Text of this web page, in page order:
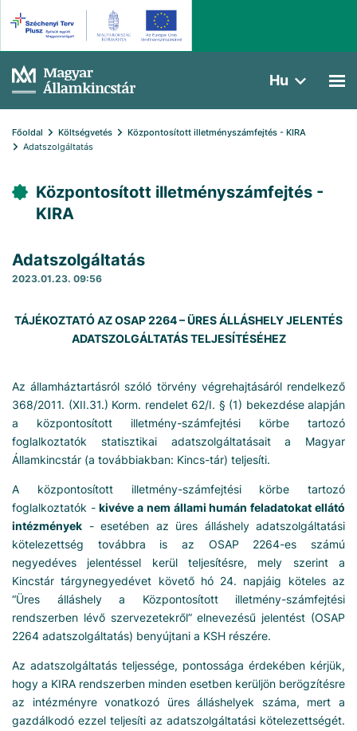
Hu
Főoldal Költségvetés
Központosított illetményszámfejtés - KIRA
Adatszolgáltatás
Központosított illetményszámfejtés -
KIRA
Adatszolgáltatás
2023.01.23. 09:56
TÁJÉKOZTATÓ AZ OSAP 2264 – ÜRES ÁLLÁSHELY JELENTÉS
ADATSZOLGÁLTATÁS TELJESÍTÉSÉHEZ
Az államháztartásról szóló törvény végrehajtásáról rendelkező
368/2011. (XII.31.) Korm. rendelet 62/I. § (1) bekezdése alapján
a központosított illetmény-számfejtési körbe tartozó
foglalkoztatók statisztikai adatszolgáltatásait a Magyar
Államkincstár (a továbbiakban: Kincs-tár) teljesíti.
A központosított illetmény-számfejtési körbe tartozó
foglalkoztatók - kivéve a nem állami humán feladatokat ellátó
intézmények - esetében az üres álláshely adatszolgáltatási
kötelezettség továbbra is az OSAP 2264-es számú
negyedéves jelentéssel kerül teljesítésre, mely szerint a
Kincstár tárgynegyedévet követő hó 24. napjáig köteles az
“Üres álláshely a Központosított illetmény-számfejtési
rendszerben lévő szervezetekről” elnevezésű jelentést (OSAP
2264 adatszolgáltatás) benyújtani a KSH részére.
Az adatszolgáltatás teljessége, pontossága érdekében kérjük,
hogy a KIRA rendszerben minden esetben kerüljön berögzítésre
az intézményre vonatkozó üres álláshelyek száma, mert a
gazdálkodó ezzel teljesíti az adatszolgáltatási kötelezettségét.